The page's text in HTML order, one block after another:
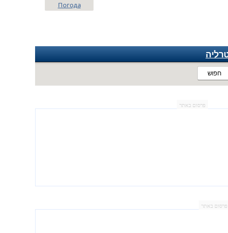
חפוש
Погода
פרסום באתר
פרסום באתר